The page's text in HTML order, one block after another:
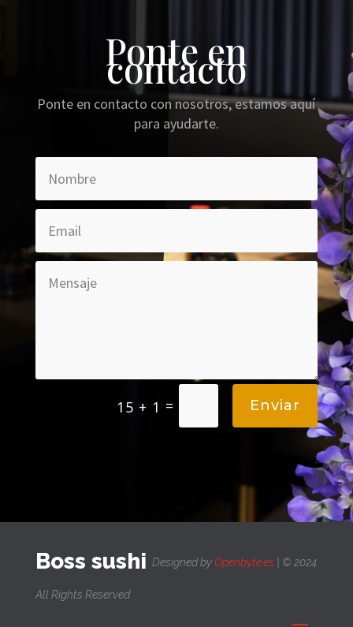
Ponte en
contacto
Ponte en contacto con nosotros, estamos aquí
para ayudarte.
15 + 1 = Enviar
Boss sushi Designed byOpenbyte.es | © 2024
All Rights Reserved